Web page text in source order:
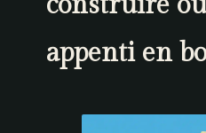
appenti en